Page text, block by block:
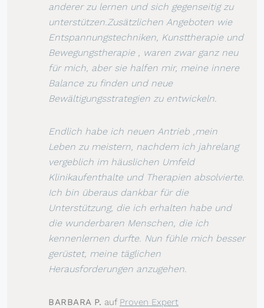
anderer zu lernen und sich gegenseitig zu
unterstützen.Zusätzlichen Angeboten wie
Entspannungstechniken, Kunsttherapie und
Bewegungstherapie , waren zwar ganz neu
für mich, aber sie halfen mir, meine innere
Balance zu finden und neue
Bewältigungsstrategien zu entwickeln.
Endlich habe ich neuen Antrieb ,mein
Leben zu meistern, nachdem ich jahrelang
vergeblich im häuslichen Umfeld
Klinikaufenthalte und Therapien absolvierte.
Ich bin überaus dankbar für die
Unterstützung, die ich erhalten habe und
die wunderbaren Menschen, die ich
kennenlernen durfte. Nun fühle mich besser
gerüstet, meine täglichen
Herausforderungen anzugehen.
BARBARA P. auf Proven Expert